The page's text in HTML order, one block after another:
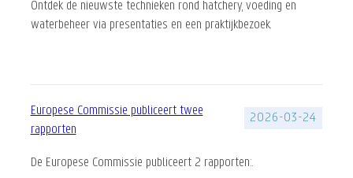
Ontdek de nieuwste technieken rond hatchery, voeding en
waterbeheer via presentaties en een praktijkbezoek.
2026-03-24
Europese Commissie publiceert twee
rapporten
De Europese Commissie publiceert 2 rapporten:.